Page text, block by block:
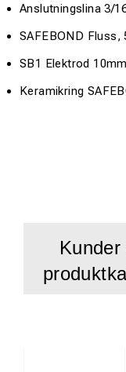
Anslutningslina 3/
SAFEBOND Fluss,
SB1 Elektrod
Keramikring